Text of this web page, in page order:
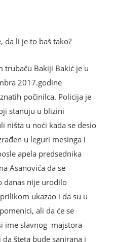
da li je to baš tako?
trubaču Bakiji Bakić je u
2017.godine
počinilca. Policija je
stanuju u blizini
ništa u noći kada se desio
u leguri mesinga i
apela predsednika
Asanovića da se
danas nije urodilo
ukazao i da su u
ali da će se
ime slavnog majstora
šteta bude sanirana i